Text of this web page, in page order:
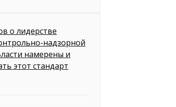
о лидерстве
надзорной
намерены и
этот стандарт